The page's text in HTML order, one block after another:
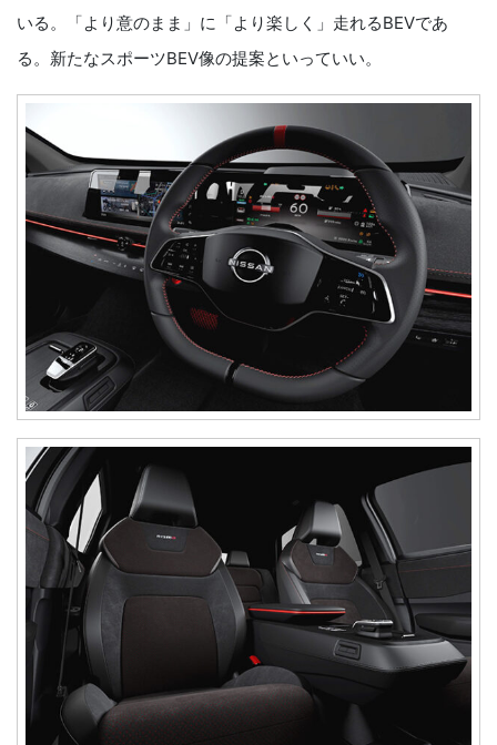
いる。「より意のまま」に「より楽しく」走れるBEVであ
る。新たなスポーツBEV像の提案といっていい。